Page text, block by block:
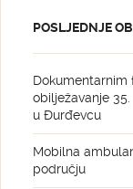
POSLJEDNJE
obilježavanje
u Đurđevcu
Mobilna
području